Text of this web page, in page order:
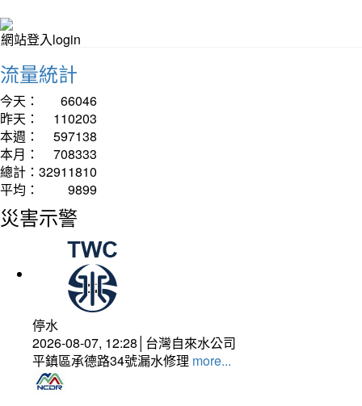
網站登入login
流量統計
今天：
66046
昨天：
110203
本週：
597138
本月：
708333
總計： 32911810
平均：
9899
災害示警
停水
2026-08-07, 12:28│台灣自來水公司
平鎮區承德路34號漏水修理 more...